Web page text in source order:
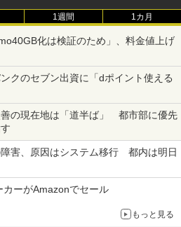
1週間 1カ月
化は検証のため」、料金値上げ
クのセブン出資に「dポイント使える
の現在地は「道半ば」 都市部に優先
障害、原因はシステム移行 都内は明日
ーがAmazonでセール
もっと見る